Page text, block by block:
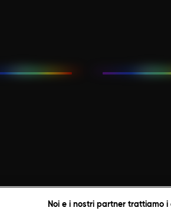
Noi e i nostri partner trattiamo